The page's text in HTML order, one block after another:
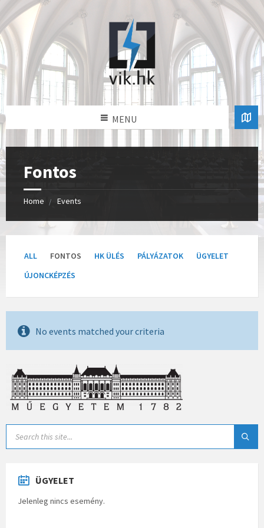
MENU
Fontos
Home Events
Categories:
ALL FONTOS HK ÜLÉS PÁLYÁZATOK
ÜGYELET
ÚJONCKÉPZÉS
No events matched your criteria
ÜGYELET
Jelenleg nincs esemény.